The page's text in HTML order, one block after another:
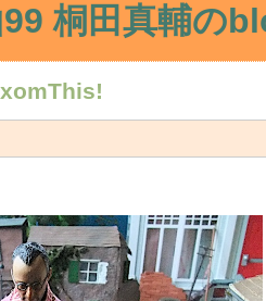
99 桐田真輔の